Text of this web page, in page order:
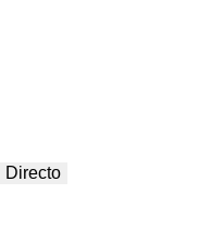
Directo